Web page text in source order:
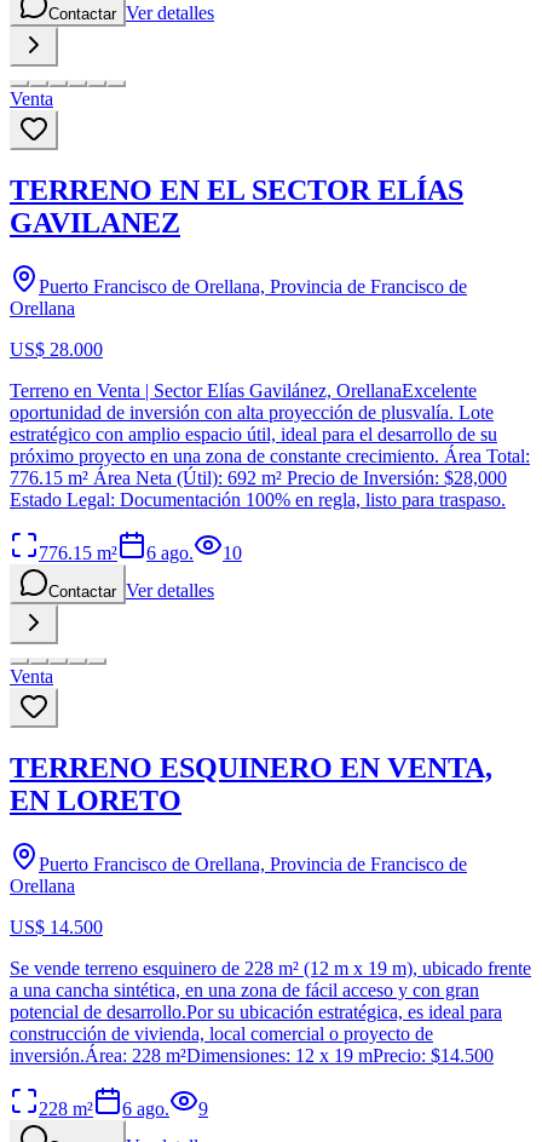
Contactar Ver detalles
Venta
TERRENO EN EL SECTOR ELÍAS
GAVILANEZ
Puerto Francisco de Orellana, Provincia de Francisco de
Orellana
US$ 28.000
Terreno en Venta | Sector Elías Gavilánez, OrellanaExcelente
oportunidad de inversión con alta proyección de plusvalía. Lote
estratégico con amplio espacio útil, ideal para el desarrollo de su
próximo proyecto en una zona de constante crecimiento. Área Total:
776.15 m² Área Neta (Útil): 692 m² Precio de Inversión: $28,000
Estado Legal: Documentación 100% en regla, listo para traspaso.
776.15 m² 6 ago. 10
Contactar Ver detalles
Venta
TERRENO ESQUINERO EN VENTA,
EN LORETO
Puerto Francisco de Orellana, Provincia de Francisco de
Orellana
US$ 14.500
Se vende terreno esquinero de 228 m² (12 m x 19 m), ubicado frente
a una cancha sintética, en una zona de fácil acceso y con gran
potencial de desarrollo.Por su ubicación estratégica, es ideal para
construcción de vivienda, local comercial o proyecto de
inversión.Área: 228 m²Dimensiones: 12 x 19 mPrecio: $14.500
228 m² 6 ago. 9